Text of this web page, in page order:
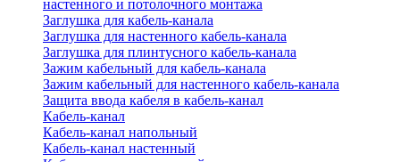
настенного и потолочного монтажа
Заглушка для кабель-канала
Заглушка для настенного кабель-канала
Заглушка для плинтусного кабель-канала
Зажим кабельный для кабель-канала
Зажим кабельный для настенного кабель-канала
Защита ввода кабеля в кабель-канал
Кабель-канал
Кабель-канал напольный
Кабель-канал настенный